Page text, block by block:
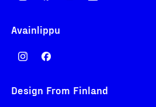
Avainlippu
Design From Finland